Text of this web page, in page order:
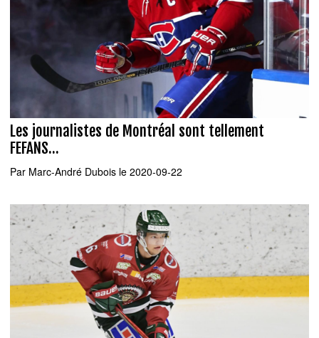
Les journalistes de Montréal sont tellement
FEFANS...
Par Marc-André Dubois le 2020-09-22